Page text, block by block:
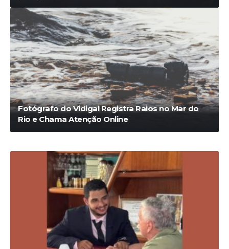
Fotógrafo do Vidigal Registra Raios no Mar do
Rio e Chama Atenção Online